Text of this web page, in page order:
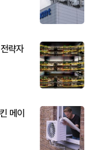
략자
메이